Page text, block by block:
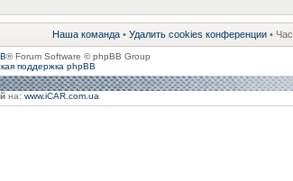
Наша команда • Удалить cookies конференции •
® Forum Software © phpBB Group
поддержка phpBB
на: www.iCAR.com.ua